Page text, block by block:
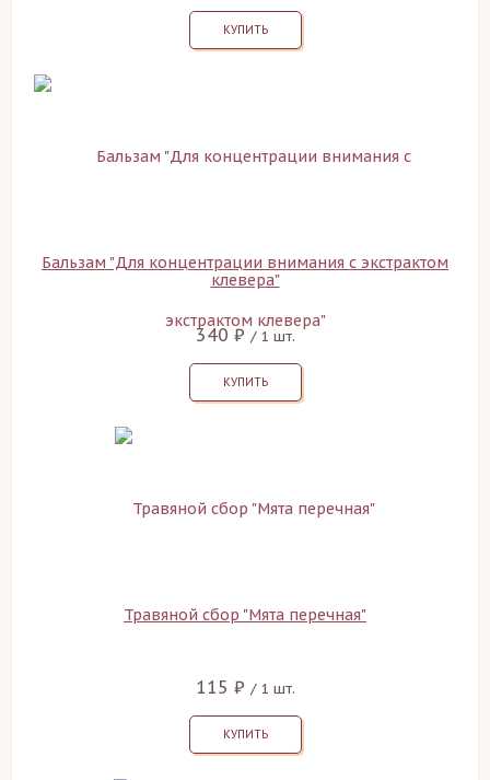
КУПИТЬ
Бальзам "Для концентрации внимания с экстрактом
клевера"
340 ₽ / 1 шт.
КУПИТЬ
Травяной сбор "Мята перечная"
115 ₽ / 1 шт.
КУПИТЬ